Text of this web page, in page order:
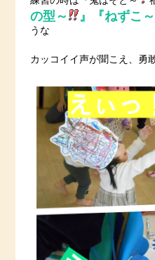
の型～
』『ねずこ～
うな
カッコイイ声が聞こえ、勇